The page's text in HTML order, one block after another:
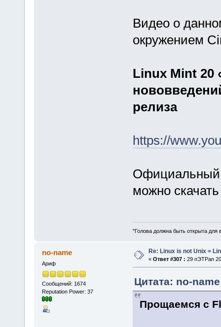
Видео о
окружением
Linux Mint 20
релиза
https://
можно
"Голова должна быть открыта
no-name
Ариф
Сообщений: 1674
Reputation Power: 37
Re: Linux is not Unix =
« Ответ #307 : 29 пЭТРап
Цитата: no-
Прощаемся с